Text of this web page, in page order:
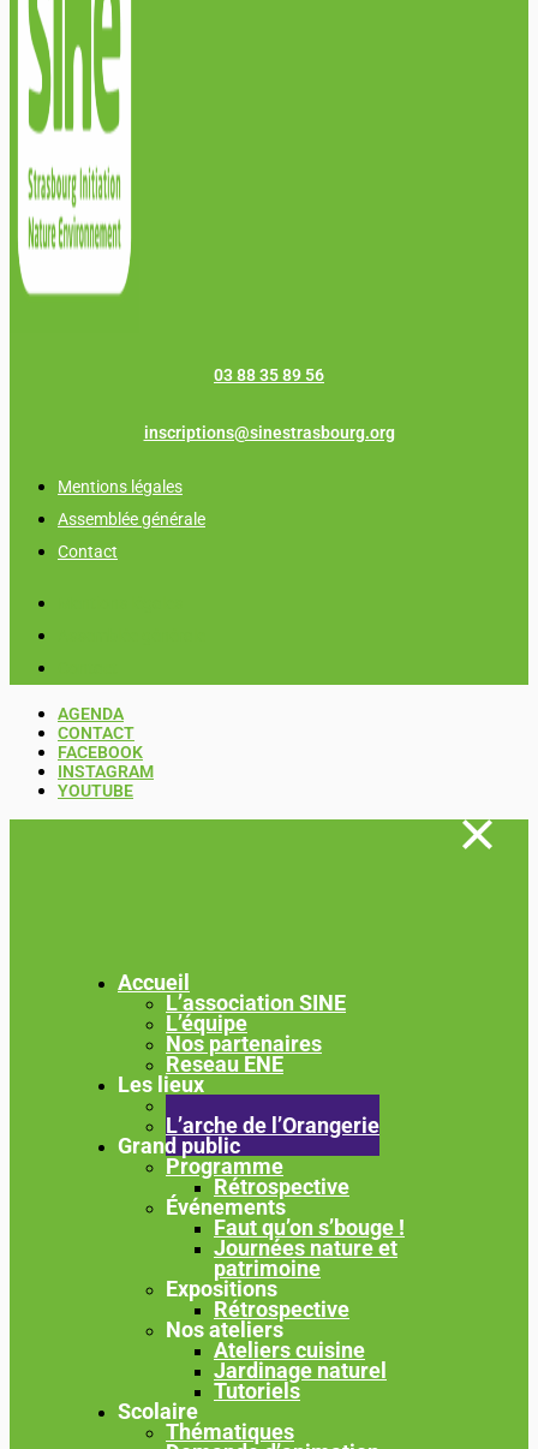
03 88 35 89 56
inscriptions@sinestrasbourg.org
Mentions légales
Assemblée générale
Contact
AGENDA
CONTACT
FACEBOOK
INSTAGRAM
YOUTUBE
Accueil
L’association SINE
L’équipe
Nos partenaires
Reseau ENE
Les lieux
L’arche de l’Orangerie
Grand public
Programme
Rétrospective
Événements
Faut qu’on s’bouge !
Journées nature et
patrimoine
Expositions
Rétrospective
Nos ateliers
Ateliers cuisine
Jardinage naturel
Tutoriels
Scolaire
Thématiques